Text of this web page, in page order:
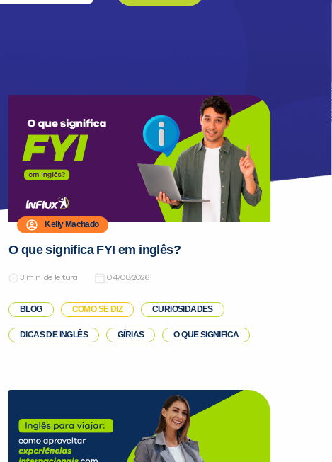
Kelly Machado
O que significa FYI em inglês?
de leitura 04/08/2026
BLOG COMO SE DIZ CURIOSIDADES
DICAS DE INGLÊS GÍRIAS O QUE SIGNIFICA